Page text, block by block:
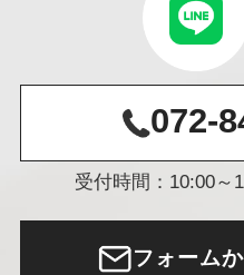
072-
受付時間：10:00～
フォーム